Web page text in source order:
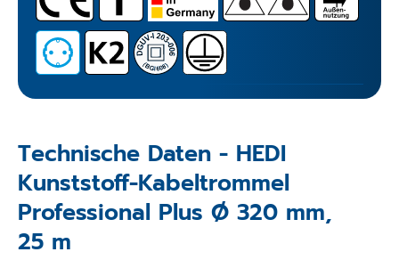
Technische Daten - HEDI
Kunststoff-Kabeltrommel
Professional Plus Ø 320 mm,
25 m